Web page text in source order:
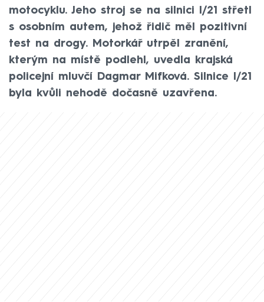
motocyklu. Jeho stroj se na silnici I/21 střetl
s osobním autem, jehož řidič měl pozitivní
test na drogy. Motorkář utrpěl zranění,
kterým na místě podlehl, uvedla krajská
policejní mluvčí Dagmar Mifková. Silnice I/21
byla kvůli nehodě dočasně uzavřena.